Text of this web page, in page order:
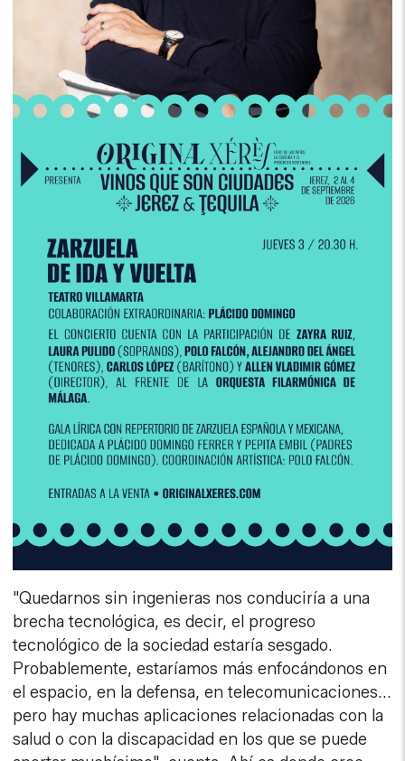
"Quedarnos sin ingenieras nos conduciría a una
brecha tecnológica, es decir, el progreso
tecnológico de la sociedad estaría sesgado.
Probablemente, estaríamos más enfocándonos en
el espacio, en la defensa, en telecomunicaciones...
pero hay muchas aplicaciones relacionadas con la
salud o con la discapacidad en los que se puede